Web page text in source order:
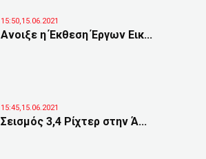
15:50,15.06.2021
Ανοιξε η Έκθεση Έργων Εικ...
15:45,15.06.2021
Σεισμός 3,4 Ρίχτερ στην Ά...